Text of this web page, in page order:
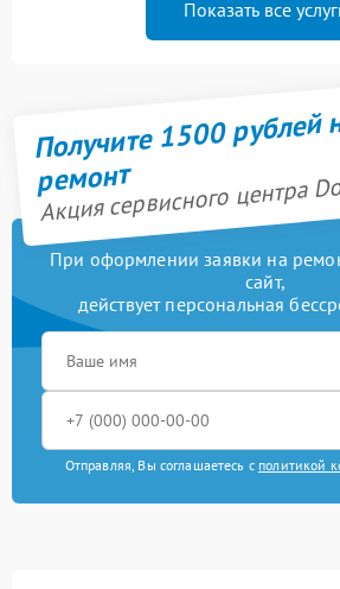
Показать все
Получите 1500 рублей
ремонт
Акция сервисного центра
При оформлении заявки на
сайт,
действует персональная
Отправляя, Вы соглашаетесь с политикой